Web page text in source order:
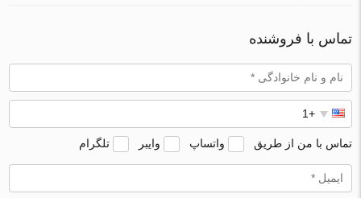
تماس با فروشنده
تماس با من از طریق واتساپ وایبر تلگرام